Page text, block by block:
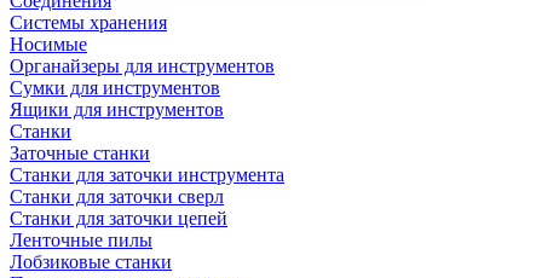
Системы хранения
Носимые
Органайзеры для инструментов
Сумки для инструментов
Ящики для инструментов
Станки
Заточные станки
Станки для заточки инструмента
Станки для заточки сверл
Станки для заточки цепей
Ленточные пилы
Лобзиковые станки